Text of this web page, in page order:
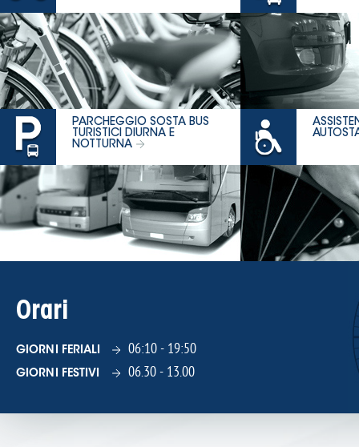
PARCHEGGIO SOSTA BUS
TURISTICI DIURNA E
NOTTURNA
Orari
GIORNI FERIALI 06:10 - 19:50
GIORNI FESTIVI 06.30 - 13.00